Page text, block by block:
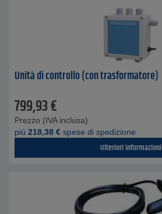
Unità di controllo (con trasformatore)
799,93€
Prezzo (IVA inclusa)
piú 218,38 € spese di spedizione
Ulteriori informazioni